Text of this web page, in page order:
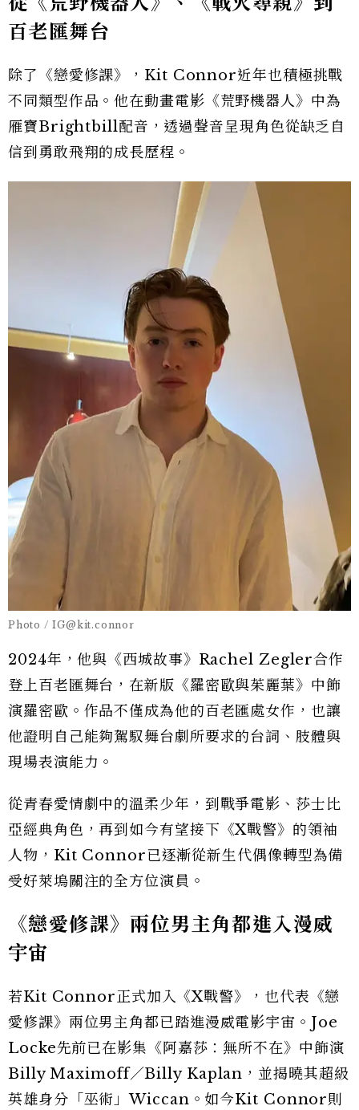
百老匯舞台
除了《戀愛修課》，Kit Connor近年也積極挑戰
不同類型作品。他在動畫電影《荒野機器人》中為
雁寶Brightbill配音，透過聲音呈現角色從缺乏自
信到勇敢飛翔的成長歷程。
Photo / IG@kit.connor
2024年，他與《西城故事》Rachel Zegler合作
登上百老匯舞台，在新版《羅密歐與茱麗葉》中飾
演羅密歐。作品不僅成為他的百老匯處女作，也讓
他證明自己能夠駕馭舞台劇所要求的台詞、肢體與
現場表演能力。
從青春愛情劇中的溫柔少年，到戰爭電影、莎士比
亞經典角色，再到如今有望接下《X戰警》的領袖
人物，Kit Connor已逐漸從新生代偶像轉型為備
受好萊塢關注的全方位演員。
《戀愛修課》兩位男主角都進入漫威
宇宙
若Kit Connor正式加入《X戰警》，也代表《戀
愛修課》兩位男主角都已踏進漫威電影宇宙。Joe
Locke先前已在影集《阿嘉莎：無所不在》中飾演
Billy Maximoff／Billy Kaplan，並揭曉其超級
英雄身分「巫術」Wiccan。如今Kit Connor則